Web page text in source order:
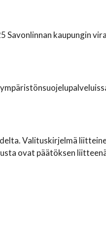
Savonlinnan kaupungin
Valituskirjelmä
ovat päätöksen